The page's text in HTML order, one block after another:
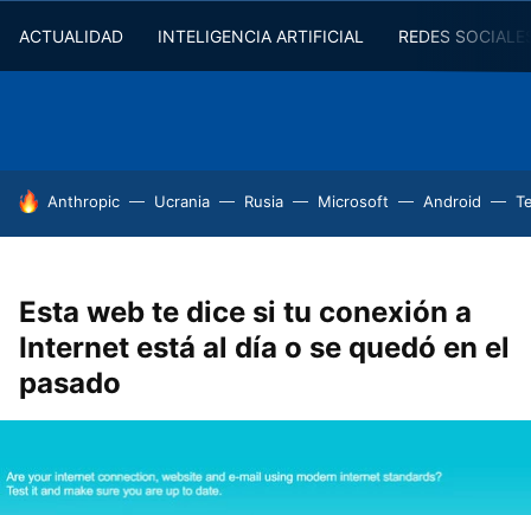
ACTUALIDAD INTELIGENCIA ARTIFICIAL REDES
HOY SE HABLA DE
Anthropic Ucrania Rusia Microsoft Android
Esta web te dice si tu conexión a
Internet está al día o se quedó en el
pasado